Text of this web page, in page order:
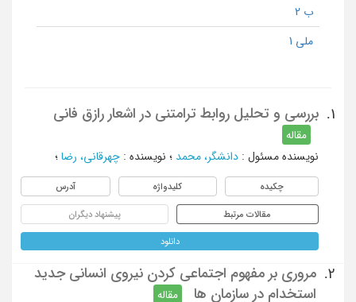
ب 2
ملی 1
1. بررسی و تحلیل روابط ترامتنی در اشعار رازق فانی
مقاله
نویسنده مسئول : دانشگر، محمد ؛ نویسنده : چهرقانی، رضا ؛
چکیده کلیدواژه آدرس
مقالات مرتبط پیشنهاد دیگران
دانلود
2.
مروری بر مفهوم اجتماعی کردن نیروی انسانی جدید
استخدام در سازمان ها
مقاله